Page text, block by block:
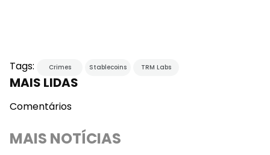
Tags: Crimes Stablecoins TRM Labs
MAIS LIDAS
Comentários
MAIS NOTÍCIAS